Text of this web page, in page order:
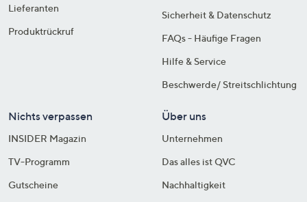
Lieferanten
Produktrückruf
Sicherheit & Datenschutz
FAQs - Häufige Fragen
Hilfe & Service
Beschwerde/ Streitschlichtung
Nichts verpassen
INSIDER Magazin
TV-Programm
Gutscheine
Über uns
Unternehmen
Das alles ist QVC
Nachhaltigkeit